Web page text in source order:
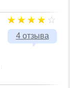
4 отзыва